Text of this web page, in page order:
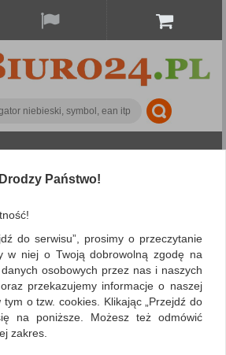
i dozowniki
Środki
14 Porównaj ( 0)
Państwo!
do serwisu”, prosimy o przeczytanie
w niej o Twoją dobrowolną zgodę na
osobowych przez nas i naszych
przekazujemy informacje o naszej
o tzw. cookies. Klikając „Przejdź do
na poniższe. Możesz też odmówić
zakres.